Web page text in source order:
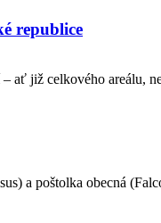
republice
ať již celkového areálu,
a poštolka obecná